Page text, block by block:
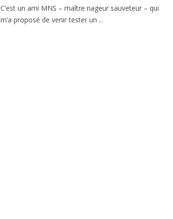
C’est un ami MNS – maître nageur sauveteur – qui
m’a proposé de venir tester un ...